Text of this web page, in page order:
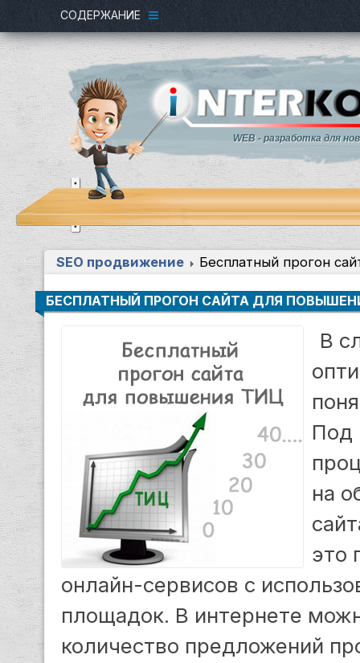
СОДЕРЖАНИЕ
WEB - разработка для
SEO продвижение Бесплатный прогон
БЕСПЛАТНЫЙ ПРОГОН САЙТА ДЛЯ
В
Под
на
это
онлайн-сервисов с
площадок. В интернете
количество предложений